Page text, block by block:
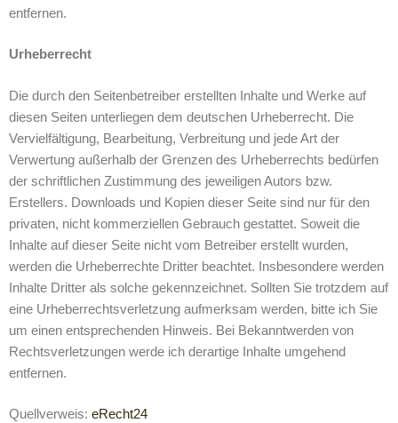
entfernen.
Urheberrecht
Die durch den Seitenbetreiber erstellten Inhalte und Werke auf
diesen Seiten unterliegen dem deutschen Urheberrecht. Die
Vervielfältigung, Bearbeitung, Verbreitung und jede Art der
Verwertung außerhalb der Grenzen des Urheberrechts bedürfen
der schriftlichen Zustimmung des jeweiligen Autors bzw.
Erstellers. Downloads und Kopien dieser Seite sind nur für den
privaten, nicht kommerziellen Gebrauch gestattet. Soweit die
Inhalte auf dieser Seite nicht vom Betreiber erstellt wurden,
werden die Urheberrechte Dritter beachtet. Insbesondere werden
Inhalte Dritter als solche gekennzeichnet. Sollten Sie trotzdem auf
eine Urheberrechtsverletzung aufmerksam werden, bitte ich Sie
um einen entsprechenden Hinweis. Bei Bekanntwerden von
Rechtsverletzungen werde ich derartige Inhalte umgehend
entfernen.
Quellverweis: eRecht24